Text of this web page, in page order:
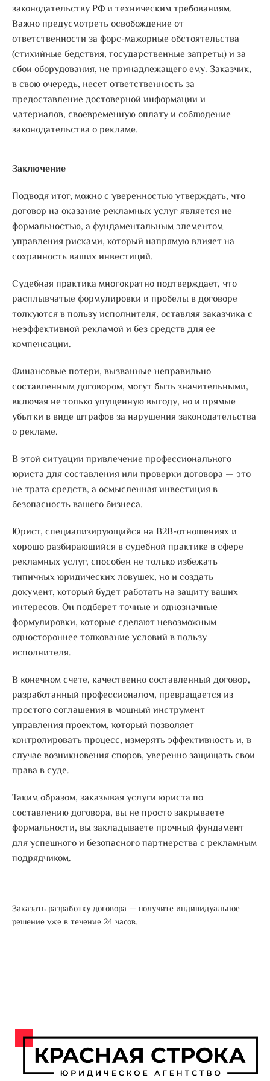
законодательству РФ и техническим требованиям.
Важно предусмотреть освобождение от
ответственности за форс-мажорные обстоятельства
(стихийные бедствия, государственные запреты) и за
сбои оборудования, не принадлежащего ему. Заказчик,
в свою очередь, несет ответственность за
предоставление достоверной информации и
материалов, своевременную оплату и соблюдение
законодательства о рекламе.
Заключение
Подводя итог, можно с уверенностью утверждать, что
договор на оказание рекламных услуг является не
формальностью, а фундаментальным элементом
управления рисками, который напрямую влияет на
сохранность ваших инвестиций.
Судебная практика многократно подтверждает, что
расплывчатые формулировки и пробелы в договоре
толкуются в пользу исполнителя, оставляя заказчика с
неэффективной рекламой и без средств для ее
компенсации.
Финансовые потери, вызванные неправильно
составленным договором, могут быть значительными,
включая не только упущенную выгоду, но и прямые
убытки в виде штрафов за нарушения законодательства
о рекламе.
В этой ситуации привлечение профессионального
юриста для составления или проверки договора — это
не трата средств, а осмысленная инвестиция в
безопасность вашего бизнеса.
Юрист, специализирующийся на B2B-отношениях и
хорошо разбирающийся в судебной практике в сфере
рекламных услуг, способен не только избежать
типичных юридических ловушек, но и создать
документ, который будет работать на защиту ваших
интересов. Он подберет точные и однозначные
формулировки, которые сделают невозможным
одностороннее толкование условий в пользу
исполнителя.
В конечном счете, качественно составленный договор,
разработанный профессионалом, превращается из
простого соглашения в мощный инструмент
управления проектом, который позволяет
контролировать процесс, измерять эффективность и, в
случае возникновения споров, уверенно защищать свои
права в суде.
Таким образом, заказывая услуги юриста по
составлению договора, вы не просто закрываете
формальности, вы закладываете прочный фундамент
для успешного и безопасного партнерства с рекламным
подрядчиком.
Заказать разработку договора — получите индивидуальное
решение уже в течение 24 часов.